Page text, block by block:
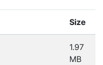
Size
1.97
MB